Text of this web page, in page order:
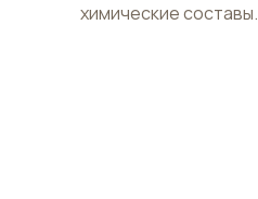
химические составы.